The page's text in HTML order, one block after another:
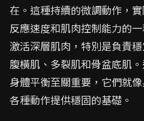
在。這種持續的微調動作，
反應速度和肌肉控制能力的
激活深層肌肉，特別是負責
腹橫肌、多裂肌和骨盆底肌
身體平衡至關重要，它們就
各種動作提供穩固的基礎。